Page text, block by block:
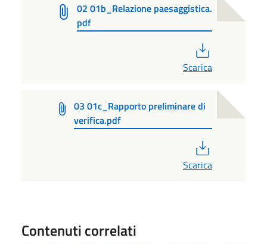
02 01b_Relazione paesaggistica.
pdf
Scarica
03 01c_Rapporto preliminare di
verifica.pdf
Scarica
Contenuti correlati